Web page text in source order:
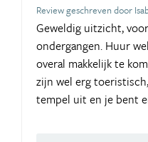
Review geschreven door
Geweldig uitzicht,
ondergangen. Huur
overal makkelijk te
zijn wel erg
tempel uit en je bent